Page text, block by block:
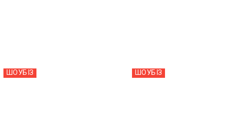
ШОУБIЗ ШОУБIЗ